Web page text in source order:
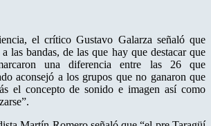
el crítico Gustavo Galarza señaló que
las bandas, de las que hay que destacar que
una diferencia entre las 26 que
aconsejó a los grupos que no ganaron que
el concepto de sonido e imagen así como